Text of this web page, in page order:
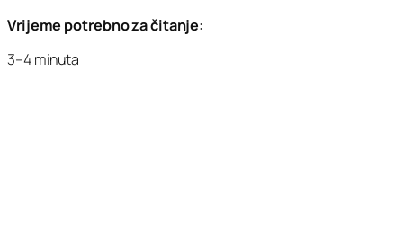
Vrijeme potrebno za čitanje:
3–4 minuta